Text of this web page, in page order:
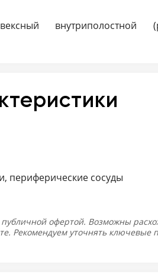
внутриполостной
периферические сосуды
офертой. Возможны
Рекомендуем уточнять ключевые